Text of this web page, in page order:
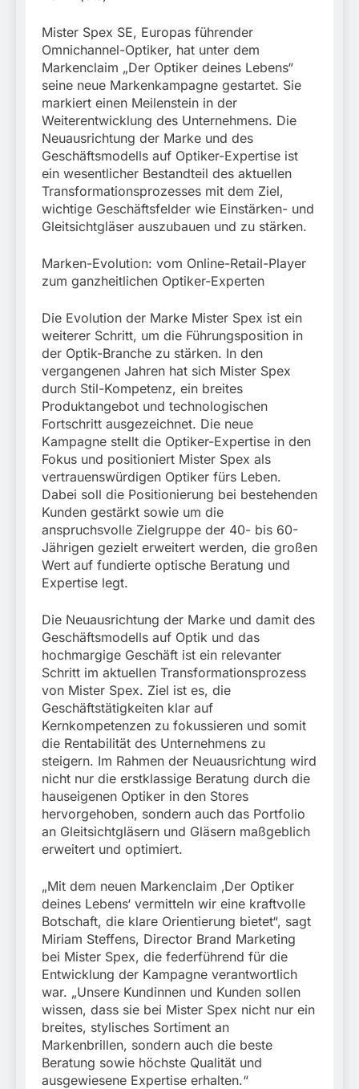
Bahnübergang in Aubing
/ Bundespolizei ermittelt
wegen gefährlichen
Eingriffs in den
Bahnverkehr
Mister Spex SE, Europas führender
Omnichannel-Optiker, hat unter dem
Markenclaim „Der Optiker deines Lebens“
seine neue Markenkampagne gestartet. Sie
markiert einen Meilenstein in der
Weiterentwicklung des Unternehmens. Die
Neuausrichtung der Marke und des
Geschäftsmodells auf Optiker-Expertise ist
ein wesentlicher Bestandteil des aktuellen
Transformationsprozesses mit dem Ziel,
wichtige Geschäftsfelder wie Einstärken- und
Gleitsichtgläser auszubauen und zu stärken.
Marken-Evolution: vom Online-Retail-Player
zum ganzheitlichen Optiker-Experten
Die Evolution der Marke Mister Spex ist ein
weiterer Schritt, um die Führungsposition in
der Optik-Branche zu stärken. In den
vergangenen Jahren hat sich Mister Spex
durch Stil-Kompetenz, ein breites
Produktangebot und technologischen
Fortschritt ausgezeichnet. Die neue
Kampagne stellt die Optiker-Expertise in den
Fokus und positioniert Mister Spex als
vertrauenswürdigen Optiker fürs Leben.
Dabei soll die Positionierung bei bestehenden
Kunden gestärkt sowie um die
anspruchsvolle Zielgruppe der 40- bis 60-
Jährigen gezielt erweitert werden, die großen
Wert auf fundierte optische Beratung und
Expertise legt.
Die Neuausrichtung der Marke und damit des
Geschäftsmodells auf Optik und das
hochmargige Geschäft ist ein relevanter
Schritt im aktuellen Transformationsprozess
von Mister Spex. Ziel ist es, die
Geschäftstätigkeiten klar auf
Kernkompetenzen zu fokussieren und somit
die Rentabilität des Unternehmens zu
steigern. Im Rahmen der Neuausrichtung wird
nicht nur die erstklassige Beratung durch die
hauseigenen Optiker in den Stores
hervorgehoben, sondern auch das Portfolio
an Gleitsichtgläsern und Gläsern maßgeblich
erweitert und optimiert.
„Mit dem neuen Markenclaim ‚Der Optiker
deines Lebens‘ vermitteln wir eine kraftvolle
Botschaft, die klare Orientierung bietet“, sagt
Miriam Steffens, Director Brand Marketing
bei Mister Spex, die federführend für die
Entwicklung der Kampagne verantwortlich
war. „Unsere Kundinnen und Kunden sollen
wissen, dass sie bei Mister Spex nicht nur ein
breites, stylisches Sortiment an
Markenbrillen, sondern auch die beste
Beratung sowie höchste Qualität und
ausgewiesene Expertise erhalten.“